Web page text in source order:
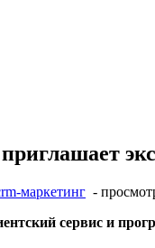
маркетинг -
сервис и